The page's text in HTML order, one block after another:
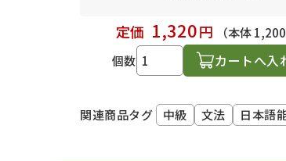
定価 1,320円
（本体 1,200
個数
カートへ入
関連商品タグ 中級 文法 日本語